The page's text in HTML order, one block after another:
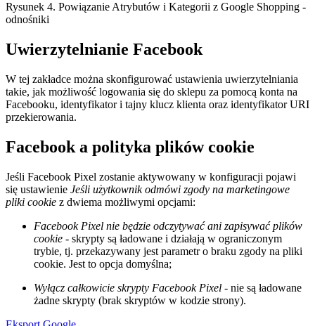
Rysunek 4. Powiązanie Atrybutów i Kategorii z Google Shopping -
odnośniki
Uwierzytelnianie Facebook
W tej zakładce można skonfigurować ustawienia uwierzytelniania
takie, jak możliwość logowania się do sklepu za pomocą konta na
Facebooku, identyfikator i tajny klucz klienta oraz identyfikator URI
przekierowania.
Facebook a polityka plików cookie
Jeśli Facebook Pixel zostanie aktywowany w konfiguracji pojawi
się ustawienie Jeśli użytkownik odmówi zgody na marketingowe
pliki cookie z dwiema możliwymi opcjami:
Facebook Pixel nie będzie odczytywać ani zapisywać plików
cookie - skrypty są ładowane i działają w ograniczonym
trybie, tj. przekazywany jest parametr o braku zgody na pliki
cookie. Jest to opcja domyślna;
Wyłącz całkowicie skrypty Facebook Pixel - nie są ładowane
żadne skrypty (brak skryptów w kodzie strony).